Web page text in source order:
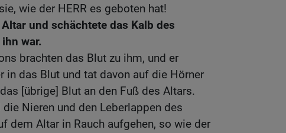
wie der HERR es geboten hat!
und schächtete das Kalb des
war.
brachten das Blut zu ihm, und er
in das Blut und tat davon auf die Hörner
[übrige] Blut an den Fuß des Altars.
Nieren und den Leberlappen des
dem Altar in Rauch aufgehen, so wie der